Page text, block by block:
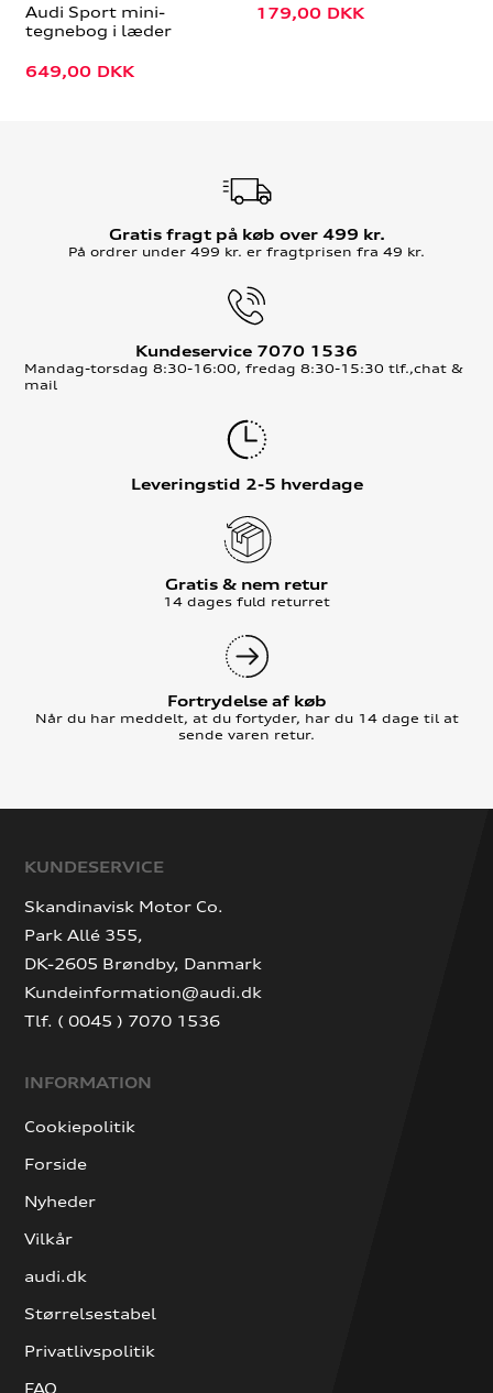
Audi Sport mini-
tegnebog i læder
649,00 DKK
179,00 DKK
Gratis fragt på køb over 499 kr.
På ordrer under 499 kr. er fragtprisen fra 49 kr.
Kundeservice 7070 1536
Mandag-torsdag 8:30-16:00, fredag 8:30-15:30 tlf.,chat &
mail
Leveringstid 2-5 hverdage
Gratis & nem retur
14 dages fuld returret
Fortrydelse af køb
Når du har meddelt, at du fortyder, har du 14 dage til at
sende varen retur.
KUNDESERVICE
Skandinavisk Motor Co.
Park Allé 355,
DK-2605 Brøndby, Danmark
Kundeinformation@audi.dk
Tlf. ( 0045 ) 7070 1536
INFORMATION
Cookiepolitik
Forside
Nyheder
Vilkår
audi.dk
Størrelsestabel
Privatlivspolitik
FAQ